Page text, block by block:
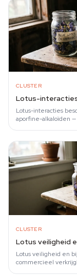
CLUSTER
Lotus-
Lotus-interacties
aporfine-alkaloïden
CLUSTER
Lotus veiligheid
Lotus veiligheid en
commercieel